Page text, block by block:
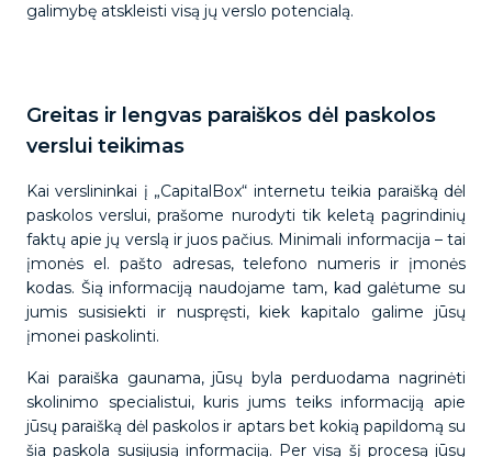
galimybę atskleisti visą jų verslo potencialą.
Greitas ir lengvas paraiškos dėl paskolos
verslui teikimas
Kai verslininkai į „CapitalBox“ internetu teikia paraišką dėl
paskolos verslui, prašome nurodyti tik keletą pagrindinių
faktų apie jų verslą ir juos pačius. Minimali informacija – tai
įmonės el. pašto adresas, telefono numeris ir įmonės
kodas. Šią informaciją naudojame tam, kad galėtume su
jumis susisiekti ir nuspręsti, kiek kapitalo galime jūsų
įmonei paskolinti.
Kai paraiška gaunama, jūsų byla perduodama nagrinėti
skolinimo specialistui, kuris jums teiks informaciją apie
jūsų paraišką dėl paskolos ir aptars bet kokią papildomą su
šia paskola susijusią informaciją. Per visą šį procesą jūsų